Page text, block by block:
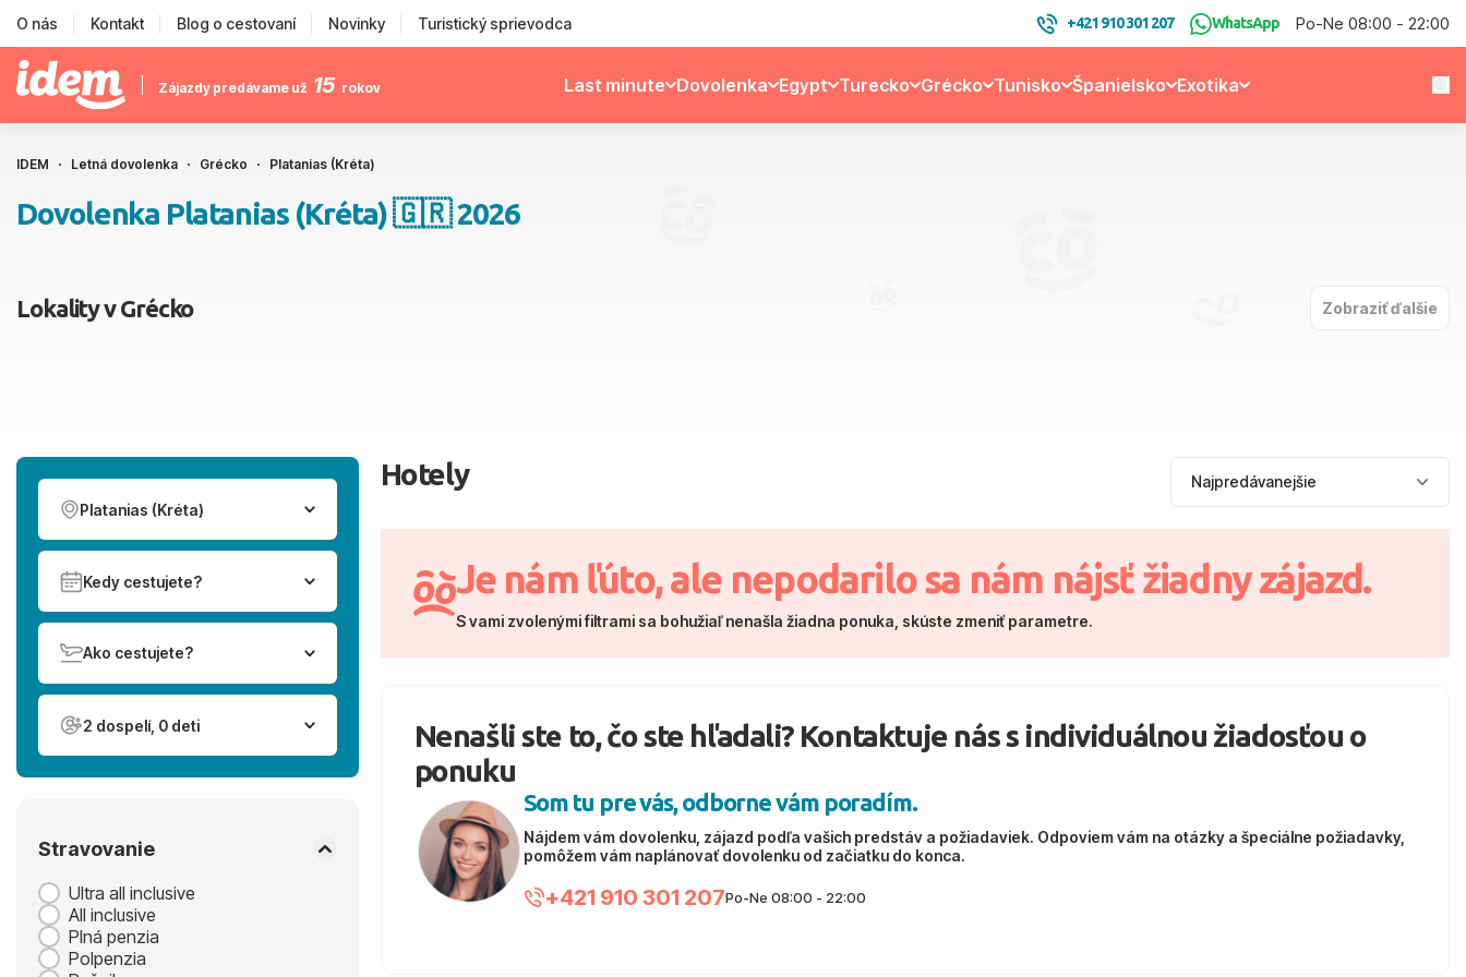
O nás Kontakt Blog o cestovaní Novinky Turistický sprievodca +421 910 301 207 WhatsApp Po-Ne 08:00 - 22:00
Zájazdy predávame už 15 rokov Last minute Dovolenka Egypt Turecko Grécko Tunisko Španielsko Exotika
IDEM Letná dovolenka Grécko Platanias (Kréta)
Dovolenka Platanias (Kréta) 🇬🇷 2026
Lokality v Grécko Zobraziť ďalšie
Platanias (Kréta)
Kedy cestujete?
Ako cestujete?
2 dospelí, 0 deti
Stravovanie
Ultra all inclusive
All inclusive
Plná penzia
Polpenzia
Hotely
Je nám ľúto, ale nepodarilo sa nám nájsť žiadny zájazd.
S vami zvolenými filtrami sa bohužiaľ nenašla žiadna ponuka, skúste zmeniť parametre.
Nenašli ste to, čo ste hľadali? Kontaktuje nás s individuálnou žiadosťou o
ponuku
Som tu pre vás, odborne vám poradím.
Nájdem vám dovolenku, zájazd podľa vašich predstáv a požiadaviek. Odpoviem vám na otázky a špeciálne požiadavky,
pomôžem vám naplánovať dovolenku od začiatku do konca.
+421 910 301 207Po-Ne 08:00 - 22:00